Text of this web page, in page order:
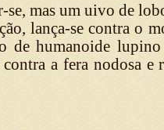
se, mas um uivo de
lança-se contra o
de humanoide
contra a fera nodosa